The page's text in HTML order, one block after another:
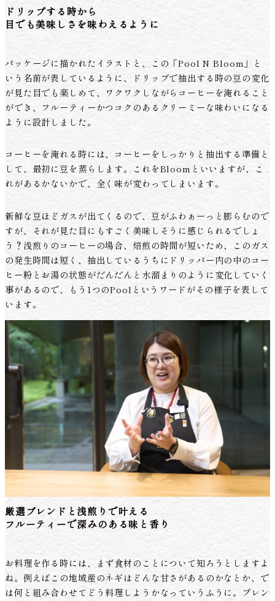
ドリップする時から
目でも美味しさを味わえるように
パッケージに描かれたイラストと、この「Pool N Bloom」と
いう名前が表しているように、ドリップで抽出する時の豆の変化
が見た目でも楽しめて、ワクワクしながらコーヒーを淹れること
ができ、フルーティーかつコクのあるクリーミーな味わいになる
ように設計しました。
コーヒーを淹れる時には、コーヒーをしっかりと抽出する準備と
して、最初に豆を蒸らします。これをBloomといいますが、こ
れがあるかないかで、全く味が変わってしまいます。
新鮮な豆ほどガスが出てくるので、豆がふわぁーっと膨らむので
すが、それが見た目にもすごく美味しそうに感じられるでしょ
う？浅煎りのコーヒーの場合、焙煎の時間が短いため、このガス
の発生時間は短く、抽出しているうちにドリッパー内の中のコー
ヒー粉とお湯の状態がだんだんと水溜まりのように変化していく
事があるので、もう1つのPoolというワードがその様子を表して
います。
厳選ブレンドと浅煎りで叶える
フルーティーで深みのある味と香り
お料理を作る時には、まず食材のことについて知ろうとしますよ
ね。例えばこの地域産のネギはどんな甘さがあるのかなとか、で
は何と組み合わせてどう料理しようかなっていうふうに。ブレン